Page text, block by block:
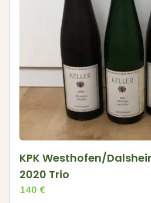
KPK Westhofen/
2020 Trio
140 €